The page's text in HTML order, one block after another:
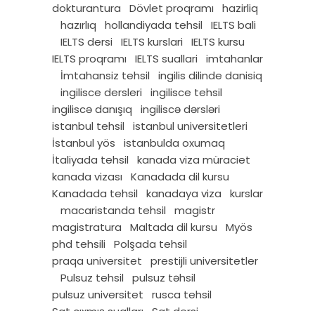
dokturantura
Dövlet proqramı
hazirliq
hazırlıq
hollandiyada tehsil
IELTS bali
IELTS dersi
IELTS kurslari
IELTS kursu
IELTS proqramı
IELTS suallari
imtahanlar
İmtahansiz tehsil
ingilis dilinde danisiq
ingilisce dersleri
ingilisce tehsil
ingiliscə danışıq
ingiliscə dərsləri
istanbul tehsil
istanbul universitetleri
İstanbul yös
istanbulda oxumaq
İtaliyada tehsil
kanada viza müraciet
kanada vizası
Kanadada dil kursu
Kanadada tehsil
kanadaya viza
kurslar
macaristanda tehsil
magistr
magistratura
Maltada dil kursu
Myös
phd tehsili
Polşada tehsil
praqa universitet
prestijli universitetler
Pulsuz tehsil
pulsuz təhsil
pulsuz universitet
rusca tehsil